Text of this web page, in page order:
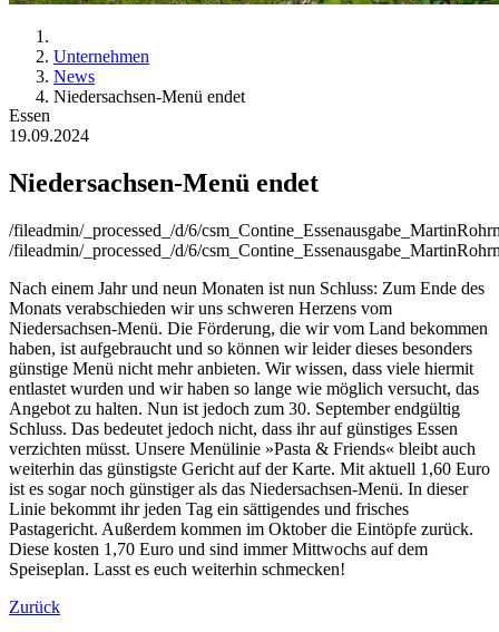
Unternehmen
News
Niedersachsen-Menü endet
Essen
19.09.2024
Niedersachsen-Menü endet
/fileadmin/_processed_/d/6/
/fileadmin/_processed_/d/6/
Nach einem Jahr und neun Monaten ist nun Schluss: Zum Ende des
Monats verabschieden wir uns schweren Herzens vom
Niedersachsen-Menü. Die Förderung, die wir vom Land bekommen
haben, ist aufgebraucht und so können wir leider dieses besonders
günstige Menü nicht mehr anbieten. Wir wissen, dass viele hiermit
entlastet wurden und wir haben so lange wie möglich versucht, das
Angebot zu halten. Nun ist jedoch zum 30. September endgültig
Schluss. Das bedeutet jedoch nicht, dass ihr auf günstiges Essen
verzichten müsst. Unsere Menülinie »Pasta & Friends« bleibt auch
weiterhin das günstigste Gericht auf der Karte. Mit aktuell 1,60 Euro
ist es sogar noch günstiger als das Niedersachsen-Menü. In dieser
Linie bekommt ihr jeden Tag ein sättigendes und frisches
Pastagericht. Außerdem kommen im Oktober die Eintöpfe zurück.
Diese kosten 1,70 Euro und sind immer Mittwochs auf dem
Speiseplan. Lasst es euch weiterhin schmecken!
Zurück